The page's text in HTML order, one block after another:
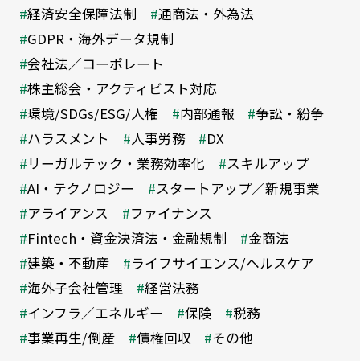
経済安全保障法制
通商法・外為法
GDPR・海外データ規制
会社法／コーポレート
株主総会・アクティビスト対応
環境/SDGs/ESG/人権
内部通報
争訟・紛争
ハラスメント
人事労務
DX
リーガルテック・業務効率化
スキルアップ
AI・テクノロジー
スタートアップ／新規事業
アライアンス
ファイナンス
Fintech・資金決済法・金融規制
金商法
建築・不動産
ライフサイエンス/ヘルスケア
海外子会社管理
経営法務
インフラ／エネルギー
保険
税務
事業再生/倒産
債権回収 その他